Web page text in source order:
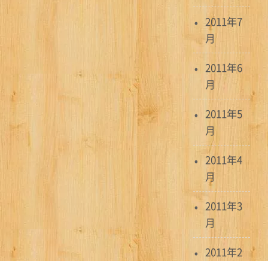
2011年7
月
2011年6
月
2011年5
月
2011年4
月
2011年3
月
2011年2